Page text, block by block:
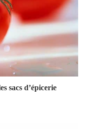
sacs d’épicerie